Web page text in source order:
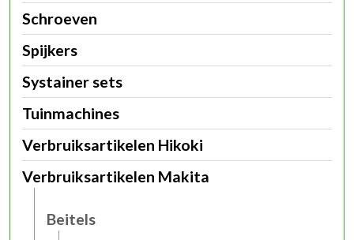
Schroeven
Spijkers
Systainer sets
Tuinmachines
Verbruiksartikelen Hikoki
Verbruiksartikelen Makita
Beitels